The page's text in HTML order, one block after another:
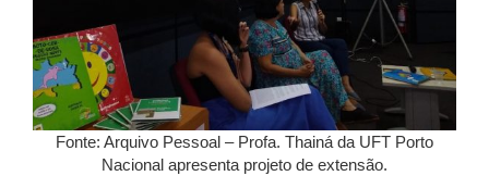
Fonte: Arquivo Pessoal – Profa. Thainá da UFT Porto
Nacional apresenta projeto de extensão.